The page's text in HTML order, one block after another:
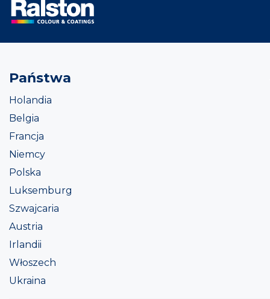
Państwa
Holandia
Belgia
Francja
Niemcy
Polska
Luksemburg
Szwajcaria
Austria
Irlandii
Włoszech
Ukraina